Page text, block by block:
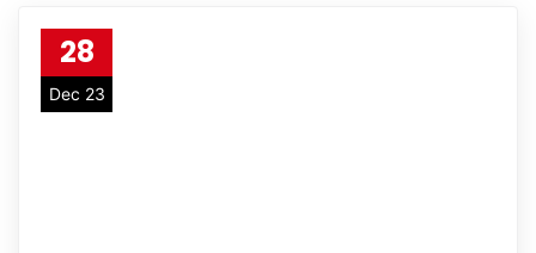
28
Dec 23